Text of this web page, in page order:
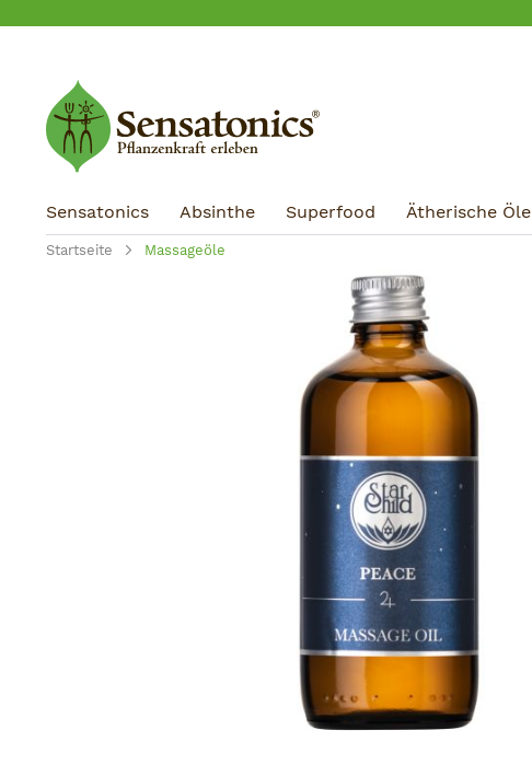
Hauptinhalt springen
Zur Suche springen
Zur Hauptnavigation springen
Sensatonics Absinthe Superfood Ätherische Öle
Startseite Massageöle